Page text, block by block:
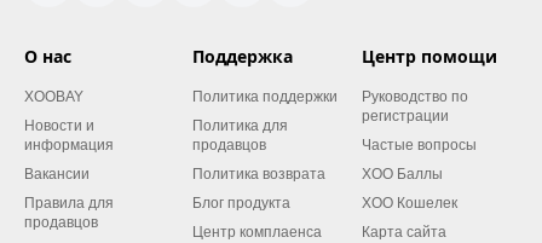
О нас
XOOBAY
Новости и
информация
Вакансии
Правила для
продавцов
Поддержка
Политика поддержки
Политика для
продавцов
Политика возврата
Блог продукта
Центр комплаенса
Центр помощи
Руководство по
регистрации
Частые вопросы
XOO Баллы
XOO Кошелек
Карта сайта